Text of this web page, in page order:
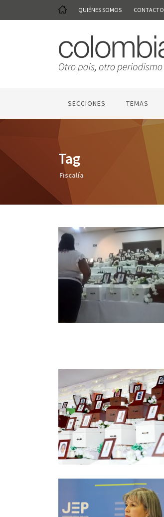
QUIÉNES SOMOS CONTACTO
SECCIONES TEMAS
Tag
Fiscalía